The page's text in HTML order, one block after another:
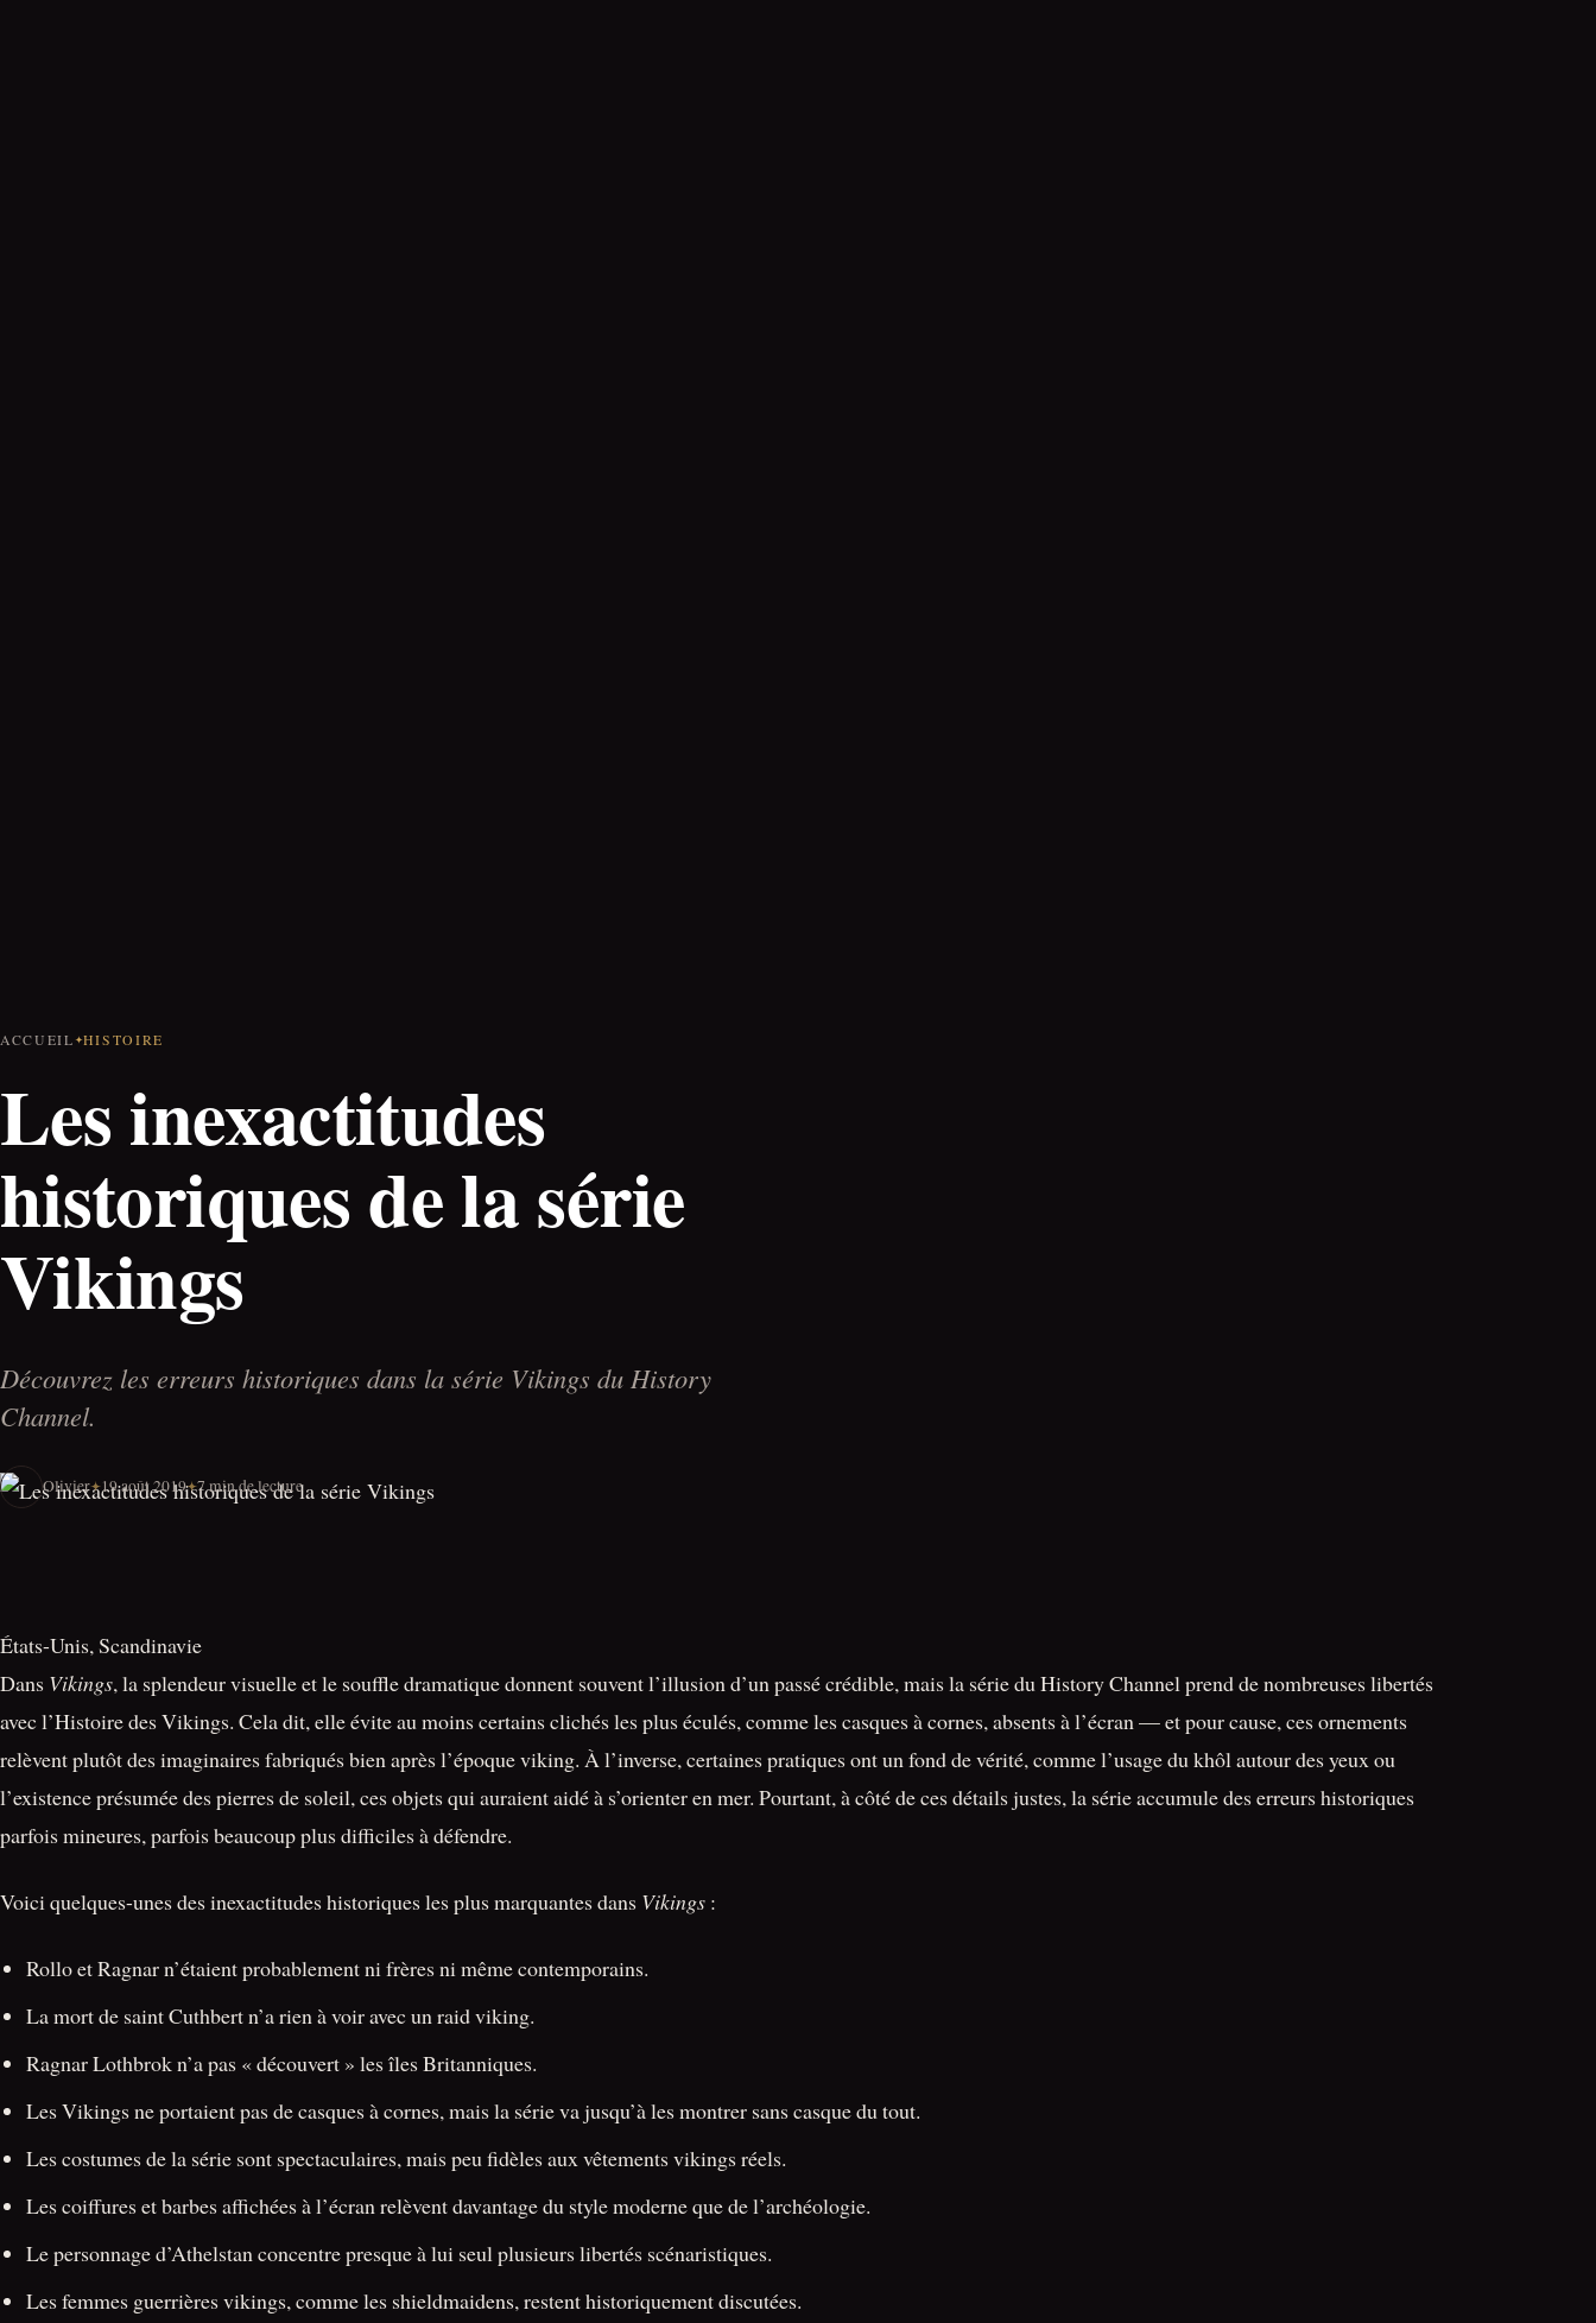
ACCUEIL HISTOIRE
Les inexactitudes
historiques de la série
Vikings
Découvrez les erreurs historiques dans la série Vikings du History
Channel.
Olivier 19 août 2019 7 min de lecture
États-Unis, Scandinavie
Dans Vikings, la splendeur visuelle et le souffle dramatique donnent souvent l’illusion d’un passé crédible, mais la série du History Channel prend de nombreuses libertés
avec l’Histoire des Vikings. Cela dit, elle évite au moins certains clichés les plus éculés, comme les casques à cornes, absents à l’écran — et pour cause, ces ornements
relèvent plutôt des imaginaires fabriqués bien après l’époque viking. À l’inverse, certaines pratiques ont un fond de vérité, comme l’usage du khôl autour des yeux ou
l’existence présumée des pierres de soleil, ces objets qui auraient aidé à s’orienter en mer. Pourtant, à côté de ces détails justes, la série accumule des erreurs historiques
parfois mineures, parfois beaucoup plus difficiles à défendre.
Voici quelques-unes des inexactitudes historiques les plus marquantes dans Vikings :
Rollo et Ragnar n’étaient probablement ni frères ni même contemporains.
La mort de saint Cuthbert n’a rien à voir avec un raid viking.
Ragnar Lothbrok n’a pas « découvert » les îles Britanniques.
Les Vikings ne portaient pas de casques à cornes, mais la série va jusqu’à les montrer sans casque du tout.
Les costumes de la série sont spectaculaires, mais peu fidèles aux vêtements vikings réels.
Les coiffures et barbes affichées à l’écran relèvent davantage du style moderne que de l’archéologie.
Le personnage d’Athelstan concentre presque à lui seul plusieurs libertés scénaristiques.
Les femmes guerrières vikings, comme les shieldmaidens, restent historiquement discutées.